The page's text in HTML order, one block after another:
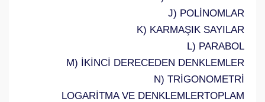
J) POLİNOMLAR
K) KARMAŞIK SAYILAR
L) PARABOL
M) İKİNCİ DERECEDEN DENKLEMLER
N) TRİGONOMETRİ
LOGARİTMA VE DENKLEMLERTOPLAM